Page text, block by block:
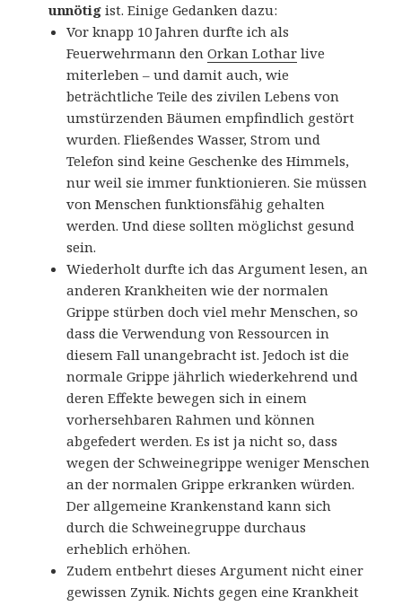
unnötig ist. Einige Gedanken dazu:
Vor knapp 10 Jahren durfte ich als
Feuerwehrmann denOrkan Lothar live
miterleben – und damit auch, wie
beträchtliche Teile des zivilen Lebens von
umstürzenden Bäumen empfindlich gestört
wurden. Fließendes Wasser, Strom und
Telefon sind keine Geschenke des Himmels,
nur weil sie immer funktionieren. Sie müssen
von Menschen funktionsfähig gehalten
werden. Und diese sollten möglichst gesund
sein.
Wiederholt durfte ich das Argument lesen, an
anderen Krankheiten wie der normalen
Grippe stürben doch viel mehr Menschen, so
dass die Verwendung von Ressourcen in
diesem Fall unangebracht ist. Jedoch ist die
normale Grippe jährlich wiederkehrend und
deren Effekte bewegen sich in einem
vorhersehbaren Rahmen und können
abgefedert werden. Es ist ja nicht so, dass
wegen der Schweinegrippe weniger Menschen
an der normalen Grippe erkranken würden.
Der allgemeine Krankenstand kann sich
durch die Schweinegruppe durchaus
erheblich erhöhen.
Zudem entbehrt dieses Argument nicht einer
gewissen Zynik. Nichts gegen eine Krankheit